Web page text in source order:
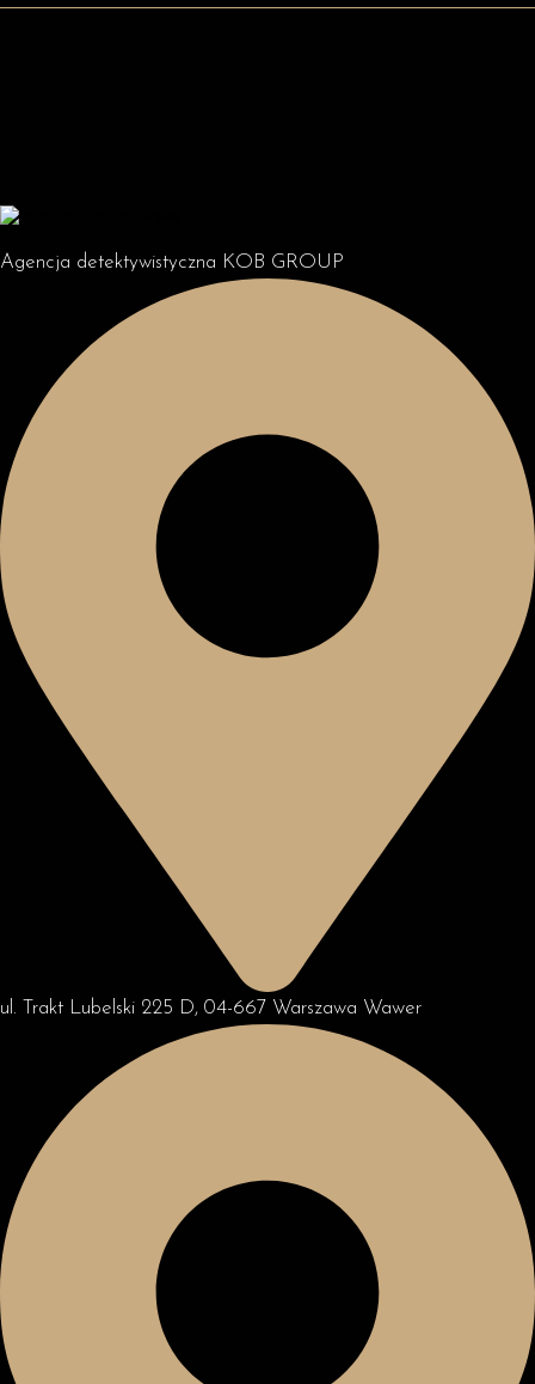
Agencja detektywistyczna KOB GROUP
ul. Trakt Lubelski 225 D, 04-667 Warszawa Wawer